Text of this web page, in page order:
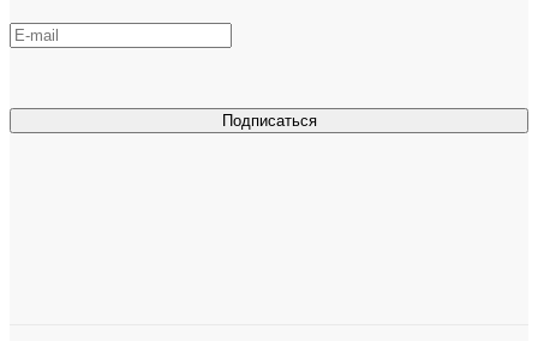
Подписаться